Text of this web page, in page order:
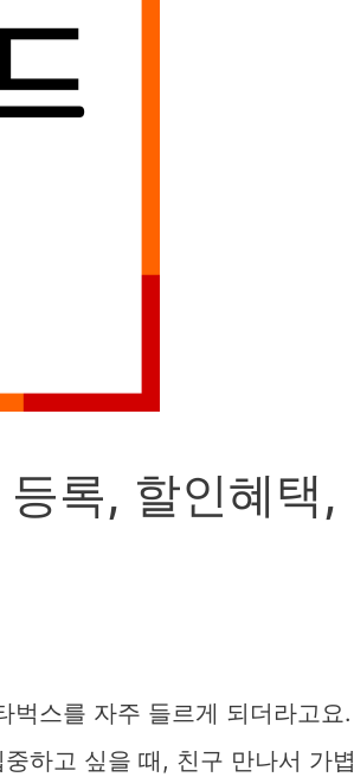
록, 할인혜택,
벅스를 자주 들르게 되더라고요.
하고 싶을 때, 친구 만나서 가